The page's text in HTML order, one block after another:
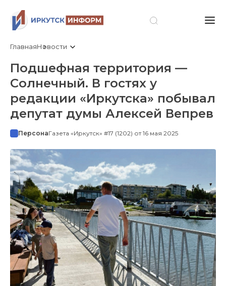
ГлавнаяНовости
Подшефная территория —
Солнечный. В гостях у
редакции «Иркутска» побывал
депутат думы Алексей Вепрев
ПерсонаГазета «Иркутск» #17 (1202) от 16 мая 2025